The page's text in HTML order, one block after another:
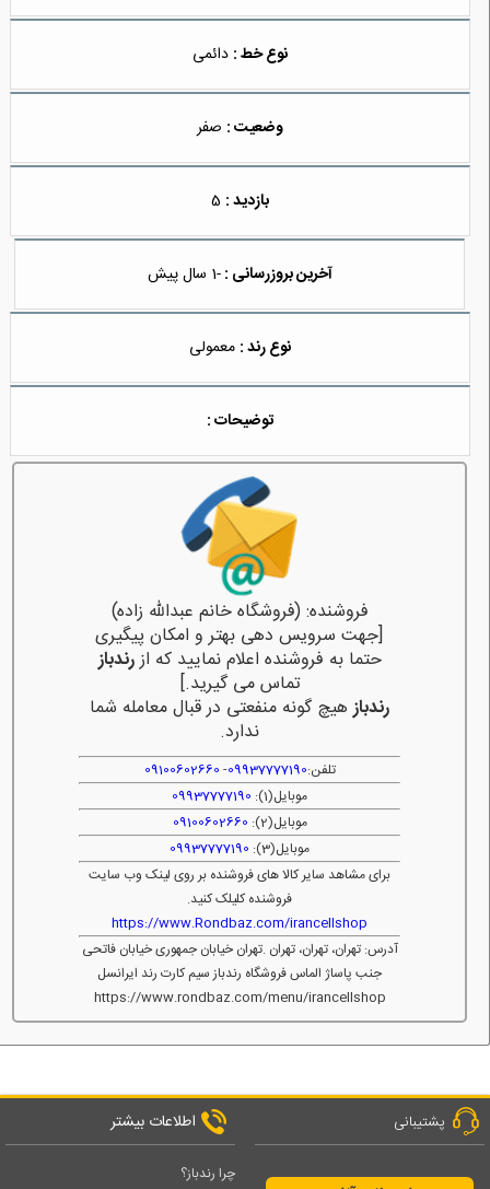
نوع خط : دائمی
وضعیت : صفر
بازدید :
آخرین بروزرسانی :-1 سال پیش
نوع رند : معمولی
توضیحات :
فروشنده: (فروشگاه خانم عبدالله زاده)
[جهت سرویس دهی بهتر و امکان پیگیری
حتما به فروشنده اعلام نمایید که ازرندباز
تماس می گیرید.]
رندبازهیچ گونه منفعتی در قبال معامله شما
ندارد.
تلفن:09937777190
-
09100602660
موبایل(1):
09937777190
موبایل(2):
09100602660
موبایل(3):
09937777190
برای مشاهد سایر کالا های فروشنده بر روی لینک وب سایت
فروشنده کلیلک کنید.
https://www.Rondbaz.com/irancellshop
آدرس: تهران، تهران، تهران .تهران خیابان جمهوری خیابان فاتحی
جنب پاساژ الماس فروشگاه رندباز سیم کارت رند ایرانسل
https://www.rondbaz.com/menu/irancellshop
پشتیبانی اطلاعات بیشتر
چرا رندباز؟